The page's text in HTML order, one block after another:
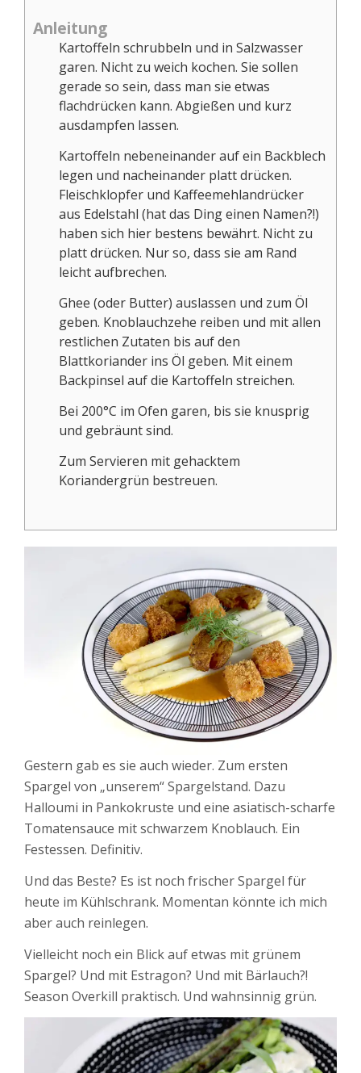
Anleitung
Kartoffeln schrubbeln und in Salzwasser
garen. Nicht zu weich kochen. Sie sollen
gerade so sein, dass man sie etwas
flachdrücken kann. Abgießen und kurz
ausdampfen lassen.
Kartoffeln nebeneinander auf ein Backblech
legen und nacheinander platt drücken.
Fleischklopfer und Kaffeemehlandrücker
aus Edelstahl (hat das Ding einen Namen?!)
haben sich hier bestens bewährt. Nicht zu
platt drücken. Nur so, dass sie am Rand
leicht aufbrechen.
Ghee (oder Butter) auslassen und zum Öl
geben. Knoblauchzehe reiben und mit allen
restlichen Zutaten bis auf den
Blattkoriander ins Öl geben. Mit einem
Backpinsel auf die Kartoffeln streichen.
Bei 200°C im Ofen garen, bis sie knusprig
und gebräunt sind.
Zum Servieren mit gehacktem
Koriandergrün bestreuen.
Gestern gab es sie auch wieder. Zum ersten
Spargel von „unserem“ Spargelstand. Dazu
Halloumi in Pankokruste und eine asiatisch-scharfe
Tomatensauce mit schwarzem Knoblauch. Ein
Festessen. Definitiv.
Und das Beste? Es ist noch frischer Spargel für
heute im Kühlschrank. Momentan könnte ich mich
aber auch reinlegen.
Vielleicht noch ein Blick auf etwas mit grünem
Spargel? Und mit Estragon? Und mit Bärlauch?!
Season Overkill praktisch. Und wahnsinnig grün.